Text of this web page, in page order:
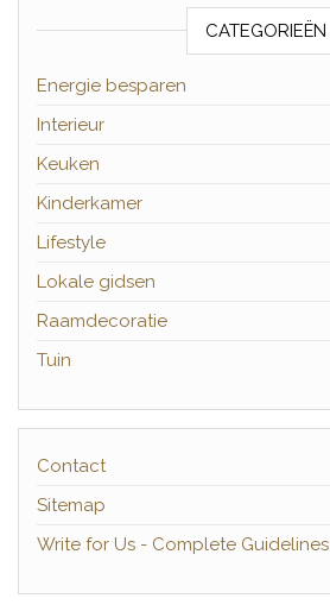
CATEGORIEËN
Energie besparen
Interieur
Keuken
Kinderkamer
Lifestyle
Lokale gidsen
Raamdecoratie
Tuin
Contact
Sitemap
Write for Us - Complete Guidelines